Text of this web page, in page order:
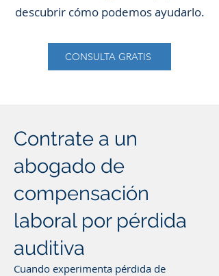
descubrir cómo podemos ayudarlo.
CONSULTA GRATIS
Contrate a un
abogado de
compensación
laboral por pérdida
auditiva
Cuando experimenta pérdida de